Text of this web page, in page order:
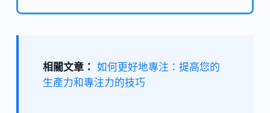
相關文章： 如何更好地專注：提高您的
生產力和專注力的技巧